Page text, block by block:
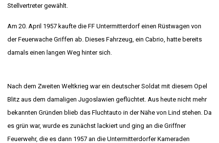
Stellvertreter gewählt.
Am 20. April 1957 kaufte die FF Untermitterdorf einen Rüstwagen von
der Feuerwache Griffen ab. Dieses Fahrzeug, ein Cabrio, hatte bereits
damals einen langen Weg hinter sich.
Nach dem Zweiten Weltkrieg war ein deutscher Soldat mit diesem Opel
Blitz aus dem damaligen Jugoslawien geflüchtet. Aus heute nicht mehr
bekannten Gründen blieb das Fluchtauto in der Nähe von Lind stehen. Da
es grün war, wurde es zunächst lackiert und ging an die Griffner
Feuerwehr, die es dann 1957 an die Untermitterdorfer Kameraden